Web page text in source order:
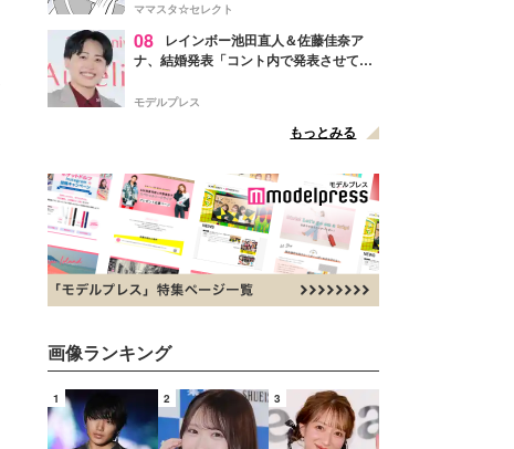
ママスタ☆セレクト
08
レインボー池田直人＆佐藤佳奈ア
ナ、結婚発表「コント内で発表させてい
点変更のため
モデルプレス
もっとみる
画像ランキング
1 2 3